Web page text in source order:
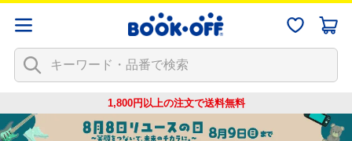
1,800円以上の注文で送料無料